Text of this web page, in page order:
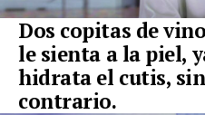
Dos copitas de
le sienta a la piel,
hidrata el cutis,
contrario.